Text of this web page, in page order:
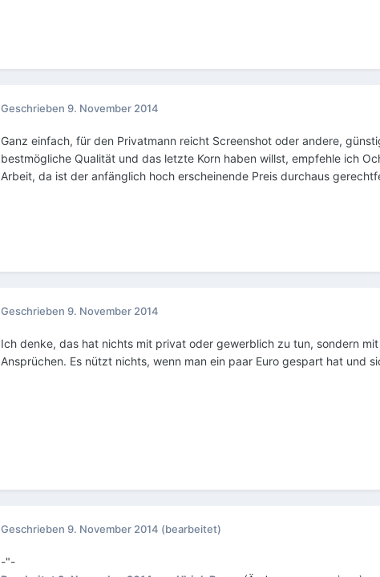
Geschrieben 9. November 2014
Ganz einfach, für den Privatmann reicht Screenshot oder andere,
bestmögliche Qualität und das letzte Korn haben willst, empfehle ich
Arbeit, da ist der anfänglich hoch erscheinende Preis durchaus
Geschrieben 9. November 2014
Ich denke, das hat nichts mit privat oder gewerblich zu tun, sondern
Ansprüchen. Es nützt nichts, wenn man ein paar Euro gespart hat und
Geschrieben 9. November 2014 (bearbeitet)
-"-